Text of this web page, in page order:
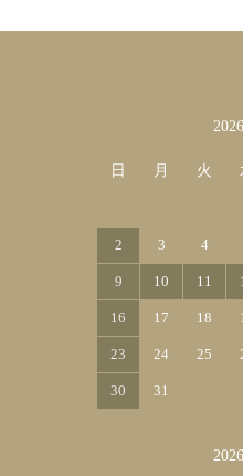
日 月 火
2 3 4
9 10 11
16 17 18
23 24 25
30 31